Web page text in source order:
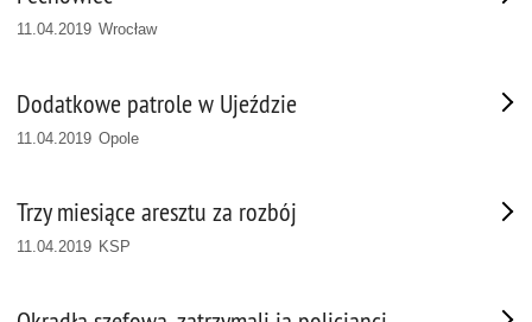
11.04.2019 Wrocław
Dodatkowe patrole w Ujeździe
11.04.2019 Opole
Trzy miesiące aresztu za rozbój
11.04.2019 KSP